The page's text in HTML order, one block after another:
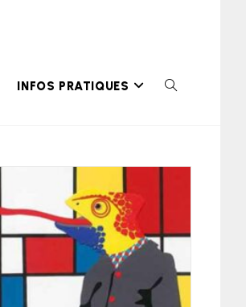
INFOS PRATIQUES TOGGLE
SEARCH